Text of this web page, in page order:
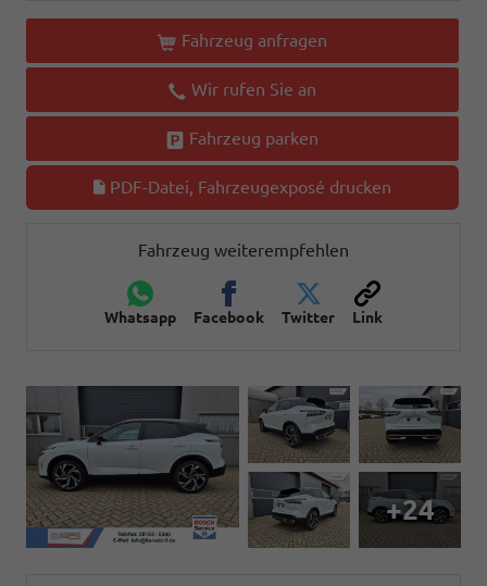
Fahrzeug anfragen
Wir rufen Sie an
Fahrzeug parken
PDF-Datei, Fahrzeugexposé drucken
Fahrzeug weiterempfehlen
Whatsapp Facebook Twitter Link
+24